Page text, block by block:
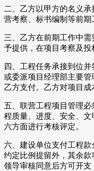
二、乙方以甲方的名义
营考察、标书编制等前期
三、乙方在前期工作中
予提供，在项目考察及投
四、工程任务承接到位
或委派项目经理部主要
乙方支付。乙方对项目成
五、联营工程项目管理
程质量、进度、安全、
六方面进行考核评定。
六、建设单位支付工程
约定比例提留外，其余
领导审核同意后方可开支